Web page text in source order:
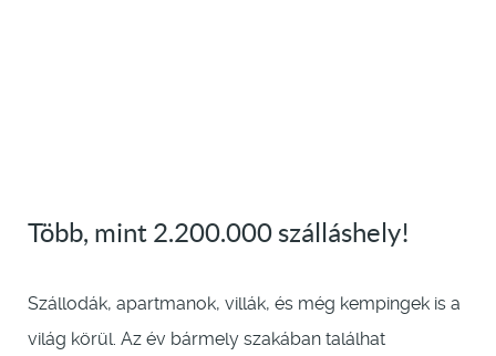
Több, mint 2.200.000 szálláshely!
Szállodák, apartmanok, villák, és még kempingek is a
világ körül. Az év bármely szakában találhat